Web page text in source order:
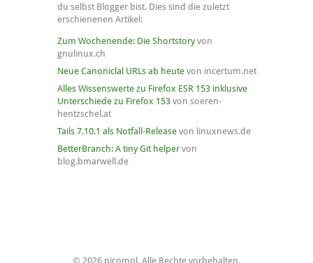
du selbst Blogger bist. Dies sind die zuletzt
erschienenen Artikel:
Zum Wochenende: Die Shortstoryvon
gnulinux.ch
Neue Canoniclal URLs ab heutevon incertum.net
Alles Wissenswerte zu Firefox ESR 153 inklusive
Unterschiede zu Firefox 153von soeren-
hentzschel.at
Tails 7.10.1 als Notfall-Releasevon linuxnews.de
BetterBranch: A tiny Git helpervon
blog.bmarwell.de
© 2026 picomol. Alle Rechte vorbehalten.